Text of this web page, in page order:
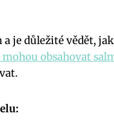
je důležité vědět,
obsahovat